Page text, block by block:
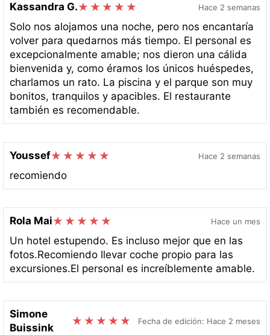
Kassandra G. Hace 2 semanas
Solo nos alojamos una noche, pero nos encantaría
volver para quedarnos más tiempo. El personal es
excepcionalmente amable; nos dieron una cálida
bienvenida y, como éramos los únicos huéspedes,
charlamos un rato. La piscina y el parque son muy
bonitos, tranquilos y apacibles. El restaurante
también es recomendable.
Youssef Hace 2 semanas
recomiendo
Rola Mai Hace un mes
Un hotel estupendo. Es incluso mejor que en las
fotos.Recomiendo llevar coche propio para las
excursiones.El personal es increíblemente amable.
Simone
Buissink
Fecha de edición: Hace 2 meses